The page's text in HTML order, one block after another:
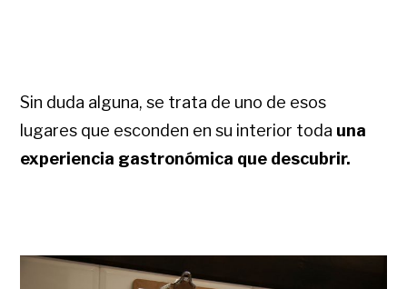
Sin duda alguna, se trata de uno de esos
lugares que esconden en su interior toda una
experiencia gastronómica que descubrir.